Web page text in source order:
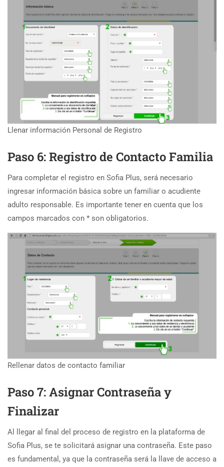
Llenar información Personal de Registro
Paso 6: Registro de Contacto Familia
Para completar el registro en Sofia Plus, será necesario
ingresar información básica sobre un familiar o acudiente
adulto responsable. Es importante tener en cuenta que los
campos marcados con * son obligatorios.
Rellenar datos de contacto familiar
Paso 7: Asignar Contraseña y
Finalizar
Al llegar al final del proceso de registro en la plataforma de
Sofia Plus, se te solicitará asignar una contraseña. Este paso
es fundamental, ya que la contraseña será la llave de acceso a